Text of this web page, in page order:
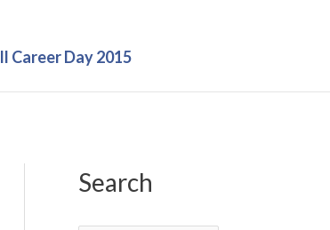
Il Career Day 2015
Search